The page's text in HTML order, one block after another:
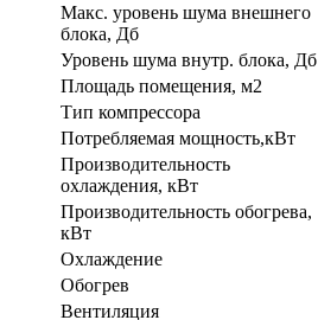
Макс. уровень шума внешнего
блока, Дб
Уровень шума внутр. блока, Дб
Площадь помещения, м2
Тип компрессора
Потребляемая мощность,кВт
Производительность
охлаждения, кВт
Производительность обогрева,
кВт
Охлаждение
Обогрев
Вентиляция